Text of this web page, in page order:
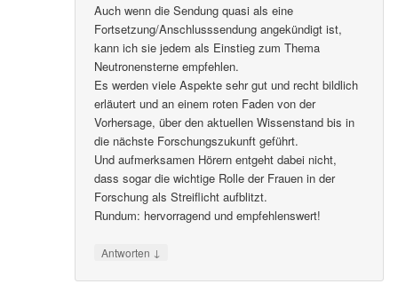
Auch wenn die Sendung quasi als eine
Fortsetzung/Anschlusssendung angekündigt ist,
kann ich sie jedem als Einstieg zum Thema
Neutronensterne empfehlen.
Es werden viele Aspekte sehr gut und recht bildlich
erläutert und an einem roten Faden von der
Vorhersage, über den aktuellen Wissenstand bis in
die nächste Forschungszukunft geführt.
Und aufmerksamen Hörern entgeht dabei nicht,
dass sogar die wichtige Rolle der Frauen in der
Forschung als Streiflicht aufblitzt.
Rundum: hervorragend und empfehlenswert!
Antworten ↓